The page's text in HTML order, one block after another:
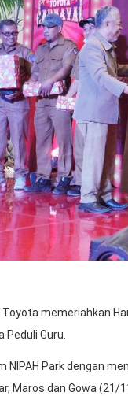
Toyota memeriahkan
Guru.
NIPAH Park dengan
Maros dan Gowa (21/